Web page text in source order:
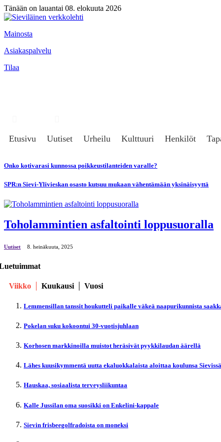
Tänään on lauantai 08. elokuuta 2026
Mainosta
Asiakaspalvelu
Tilaa
Etusivu Uutiset Urheilu Kulttuuri Henkilöt
Onko kotivarasi kunnossa poikkeustilanteiden varalle?
SPR:n Sievi-Ylivieskan osasto kutsuu mukaan vähentämään yksinäisyyttä
Toholammintien asfaltointi loppusuoralla
Uutiset 8. heinäkuuta, 2025
Viikko Kuukausi Vuosi
Lemmensillan tanssit houkutteli paikalle väkeä naapurikunnista
Pokelan suku kokoontui 30-vuotisjuhlaan
Korhosen markkinoilla muistot heräsivät pyykkilaudan äärellä
Lähes kuusikymmentä uutta ekaluokkalaista aloittaa koulunsa Sievissä
Hauskaa, sosiaalista terveysliikuntaa
Kalle Jussilan oma suosikki on Enkelini-kappale
Sievin frisbeegolfradoista on moneksi